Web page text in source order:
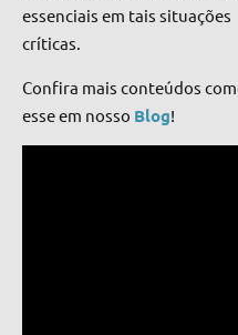
essenciais em tais situações
críticas.
Confira mais conteúdos
esse em nosso Blog!